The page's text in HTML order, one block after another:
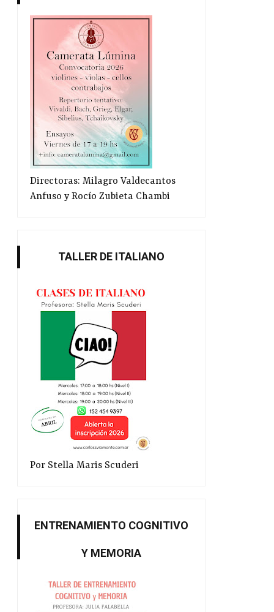
Directoras: Milagro Valdecantos
Anfuso y Rocío Zubieta Chambi
TALLER DE ITALIANO
Por Stella Maris Scuderi
ENTRENAMIENTO COGNITIVO
Y MEMORIA